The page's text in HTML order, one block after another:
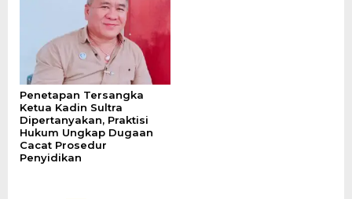
Penetapan Tersangka
Ketua Kadin Sultra
Dipertanyakan, Praktisi
Hukum Ungkap Dugaan
Cacat Prosedur
Penyidikan